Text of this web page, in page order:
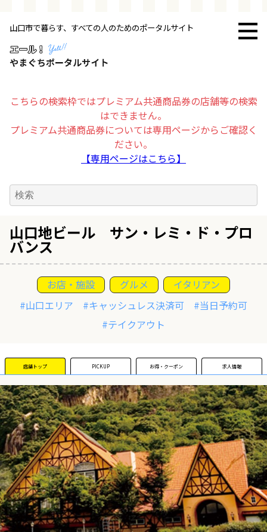
山口市で暮らす、すべての人のためのポータルサイト
こちらの検索枠ではプレミアム共通商品券の店舗等の検索
はできません。
プレミアム共通商品券については専用ページからご確認く
ださい。
【専用ページはこちら】
トップページ
その他
求人情報
お得
運営団体
すでにご登録済み事業者の皆様
イベント情報の掲載はこちら
山口地ビール サン・レミ・ド・プロ
バンス
お店・施設 グルメ
イタリアン
#山口エリア
#キャッシュレス決済可
#当日予約可
#テイクアウト
店舗トップ PICKUP お得・クーポン 求人情報